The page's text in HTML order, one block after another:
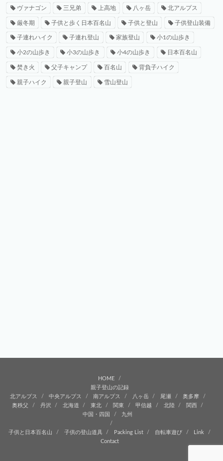
ヴァナゴン 三兄弟 上高地 八ヶ岳 北アルプス
厳冬期 子供と歩く日本百名山 子供と登山 子供登山装備
子連れハイク 子連れ登山 家族登山 小1の山歩き
小2の山歩き 小3の山歩き 小4の山歩き 日本百名山
焚き火 父子キャンプ 百名山 背負子ハイク
親子ハイク 親子登山 雪山登山
HOME
親子登山の記録
北アルプス
中央アルプス 南アルプス 八ヶ岳 尾瀬
奥多摩
奥秩父
丹沢 北海道 東北 関東 甲信越 北陸
関西
中国・四国
九州
子供と日本百名山 子供の登山道具 Packing List 自転車遊び
Link
Contact